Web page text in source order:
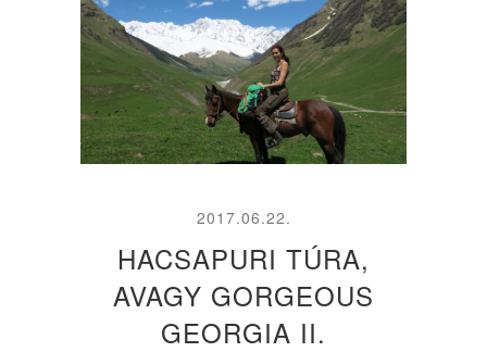
2017.06.22.
HACSAPURI TÚRA,
AVAGY GORGEOUS
GEORGIA II.